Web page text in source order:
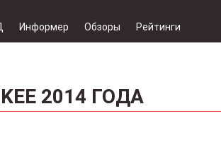
Информер Обзоры Рейтинги
2014 ГОДА